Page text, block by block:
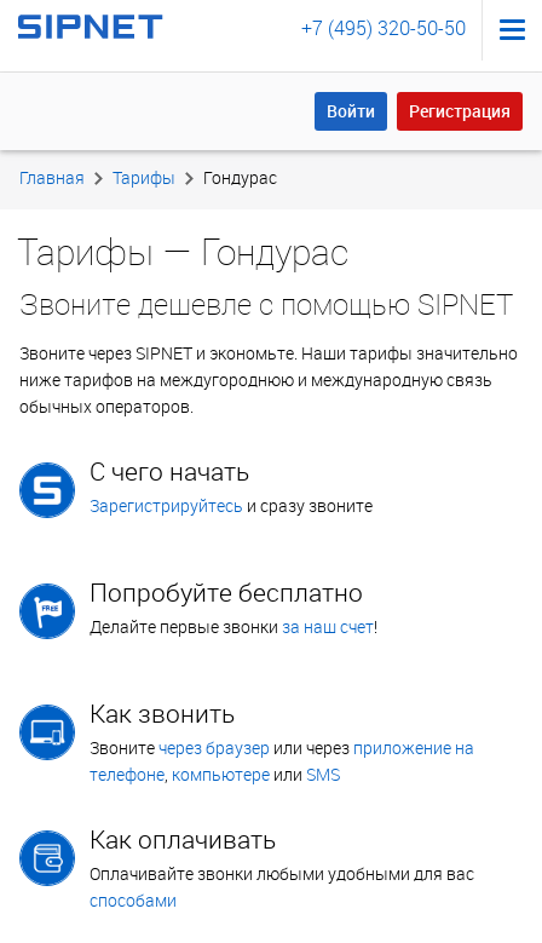
+7 (495) 320-50-50
Войти Регистрация
Войти Регистрация
Главная Тарифы Гондурас
Тарифы — Гондурас
Звоните дешевле с помощью SIPNET
Звоните через SIPNET и экономьте. Наши тарифы значительно
ниже тарифов на междугороднюю и международную связь
обычных операторов.
С чего начать
Зарегистрируйтесь и сразу звоните
Попробуйте бесплатно
Делайте первые звонки за наш счет!
Как звонить
Звонитечерез браузер или через приложение на
телефоне, компьютере или SMS
Как оплачивать
Оплачивайте звонки любыми удобными для вас
способами